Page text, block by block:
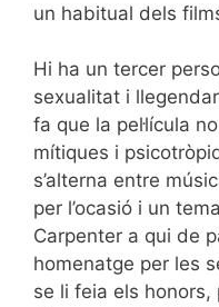
un habitual dels
Hi ha un tercer
sexualitat i
fa que la pel·lícula
mítiques i
s’alterna entre
per l’ocasió i un
Carpenter a qui de
homenatge per les
se li feia els